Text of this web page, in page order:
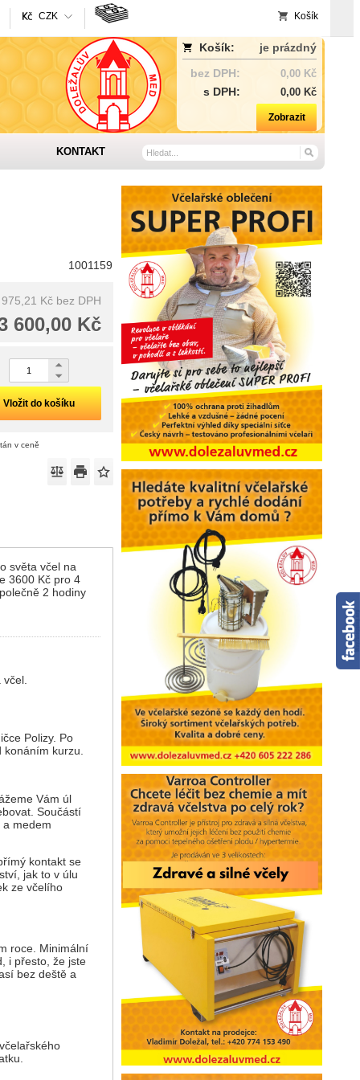
CZK Košík
Košík:
je prázdný
bez DPH:
0,00 Kč
s DPH: 0,00 Kč
Zobrazit
KONTAKT
1001159
Kč bez DPH
600,00 Kč
Vložit do košíku
v ceně
světa včel na
3600 Kč pro 4
2 hodiny
Polizy. Po
kurzu.
Vám úl
Součástí
medem
kontakt se
jak to v úlu
ze včelího
roce. Minimální
i přesto, že jste
bez deště a